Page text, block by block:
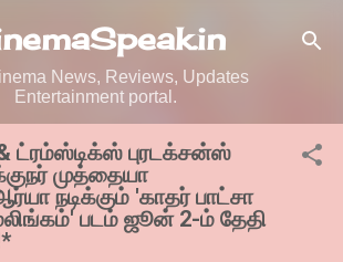
Skip to main content
News, Reviews, Updates
Entertainment portal.
ட்ரம்ஸ்டிக்ஸ் புரடக்சன்ஸ்
முத்தையா
நடிக்கும் 'காதர் பாட்சா
படம் ஜூன் 2-ம் தேதி